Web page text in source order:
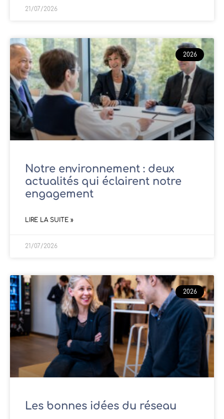
21/07/2026
2026
Notre environnement : deux
actualités qui éclairent notre
engagement
LIRE LA SUITE »
21/07/2026
2026
Les bonnes idées du réseau